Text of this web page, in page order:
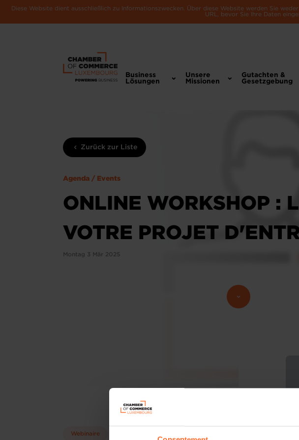
Diese Website dient ausschließlich zu Informationszwecken. Über diese Website werden Sie
URL, bevor Sie Ihre Daten
Business
Lösungen
Unsere
Missionen
Gutachten &
Gesetzgebung
Zurück zur Liste
Agenda / Events
ONLINE WORKSHOP :
VOTRE PROJET
Montag 3 Mär 2025
Webinaire